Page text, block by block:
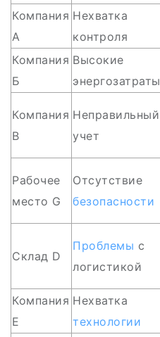
Компания
А
Нехватка
контроля
Компания
Б
Высокие
энергозатраты
Компания
В
Неправильный
учет
Рабочее
место G
Отсутствие
безопасности
Склад D
Проблемы с
логистикой
Компания
E
Нехватка
технологии